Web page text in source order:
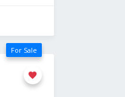
For Sale